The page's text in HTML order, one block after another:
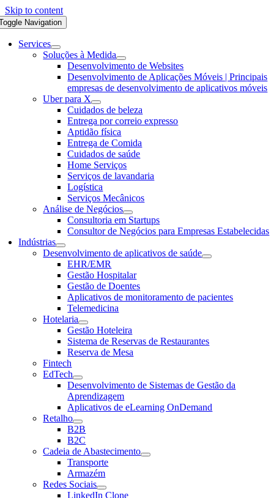
Skip to content
Navigation
Services
Soluções à Medida
Desenvolvimento de Websites
Desenvolvimento de Aplicações Móveis | Principais
empresas de desenvolvimento de aplicativos móveis
Uber para X
Cuidados de beleza
Entrega por correio expresso
Aptidão física
Entrega de Comida
Cuidados de saúde
Home Serviços
Serviços de lavandaria
Logística
Serviços Mecânicos
Análise de Negócios
Consultoria em Startups
Consultor de Negócios para Empresas Estabelecidas
Indústrias
Desenvolvimento de aplicativos de saúde
EHR/EMR
Gestão Hospitalar
Gestão de Doentes
Aplicativos de monitoramento de pacientes
Telemedicina
Hotelaria
Gestão Hoteleira
Sistema de Reservas de Restaurantes
Reserva de Mesa
Fintech
EdTech
Desenvolvimento de Sistemas de Gestão da
Aprendizagem
Aplicativos de eLearning OnDemand
Retalho
B2B
B2C
Cadeia de Abastecimento
Transporte
Armazém
Redes Sociais
LinkedIn Clone